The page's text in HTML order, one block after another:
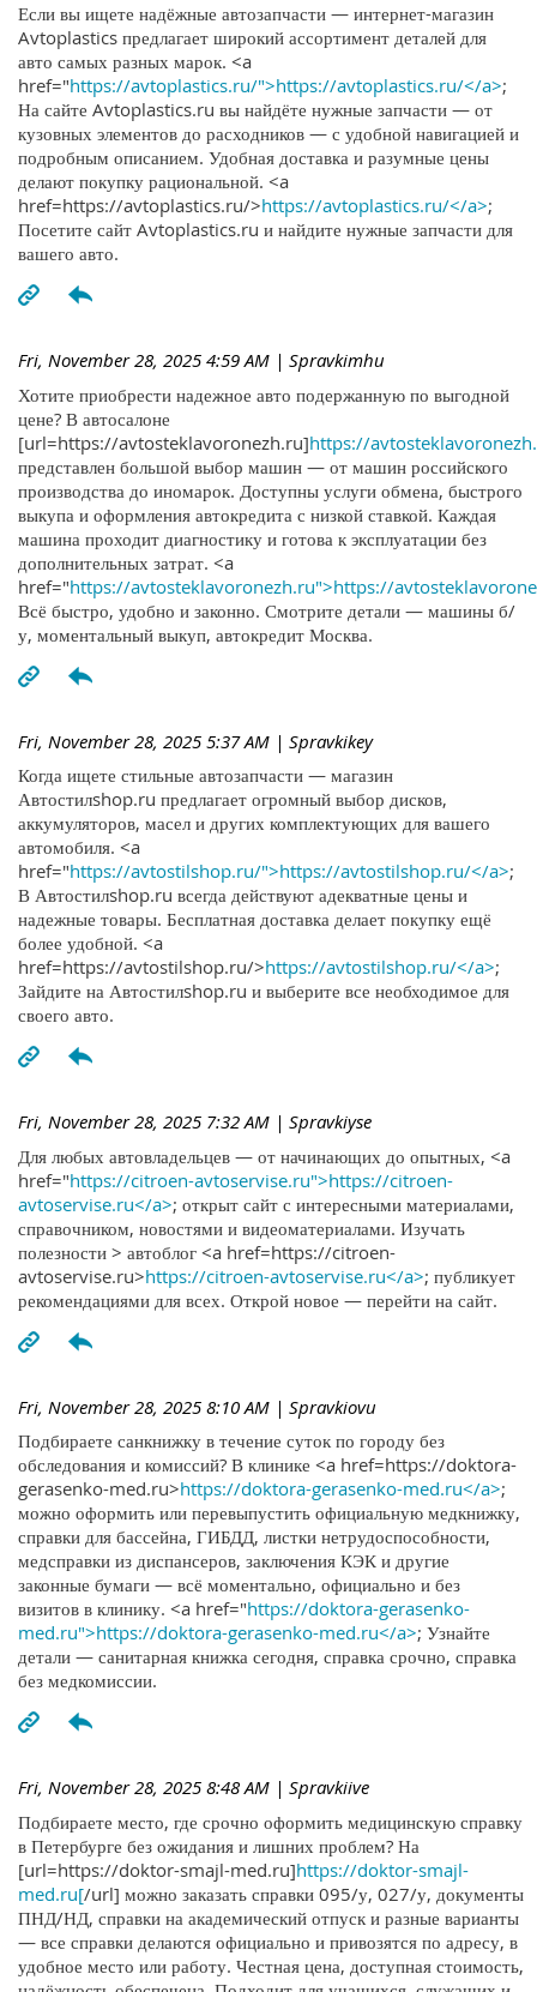
Если вы ищете надёжные автозапчасти — интернет-магазин
Avtoplastics предлагает широкий ассортимент деталей для
авто самых разных марок. <a
href="https://avtoplastics.ru/">https://avtoplastics.ru/</a>;
На сайте Avtoplastics.ru вы найдёте нужные запчасти — от
кузовных элементов до расходников — с удобной навигацией и
подробным описанием. Удобная доставка и разумные цены
делают покупку рациональной. <a
href=https://avtoplastics.ru/>https://avtoplastics.ru/</a>;
Посетите сайт Avtoplastics.ru и найдите нужные запчасти для
вашего авто.
Fri, November 28, 2025 4:59 AM | Spravkimhu
Хотите приобрести надежное авто подержанную по выгодной
цене? В автосалоне
[url=https://avtosteklavoronezh.ru]https://
представлен большой выбор машин — от машин российского
производства до иномарок. Доступны услуги обмена, быстрого
выкупа и оформления автокредита с низкой ставкой. Каждая
машина проходит диагностику и готова к эксплуатации без
дополнительных затрат. <a
href="https://avtosteklavoronezh.ru">https://
Всё быстро, удобно и законно. Смотрите детали — машины б/
у, моментальный выкуп, автокредит Москва.
Fri, November 28, 2025 5:37 AM | Spravkikey
Когда ищете стильные автозапчасти — магазин
Автостилshop.ru предлагает огромный выбор дисков,
аккумуляторов, масел и других комплектующих для вашего
автомобиля. <a
href="https://avtostilshop.ru/">https://avtostilshop.ru/</a>;
В Автостилshop.ru всегда действуют адекватные цены и
надежные товары. Бесплатная доставка делает покупку ещё
более удобной. <a
href=https://avtostilshop.ru/>https://avtostilshop.ru/</a>;
Зайдите на Автостилshop.ru и выберите все необходимое для
своего авто.
Fri, November 28, 2025 7:32 AM | Spravkiyse
Для любых автовладельцев — от начинающих до опытных, <a
href="https://citroen-avtoservise.ru">https://citroen-
avtoservise.ru</a>; открыт сайт с интересными материалами,
справочником, новостями и видеоматериалами. Изучать
полезности > автоблог <a href=https://citroen-
avtoservise.ru>https://citroen-avtoservise.ru</a>; публикует
рекомендациями для всех. Открой новое — перейти на сайт.
Fri, November 28, 2025 8:10 AM | Spravkiovu
Подбираете санкнижку в течение суток по городу без
обследования и комиссий? В клинике <a href=https://doktora-
gerasenko-med.ru>https://doktora-gerasenko-med.ru</a>;
можно оформить или перевыпустить официальную медкнижку,
справки для бассейна, ГИБДД, листки нетрудоспособности,
медсправки из диспансеров, заключения КЭК и другие
законные бумаги — всё моментально, официально и без
визитов в клинику. <a href="https://doktora-gerasenko-
med.ru">https://doktora-gerasenko-med.ru</a>; Узнайте
детали — санитарная книжка сегодня, справка срочно, справка
без медкомиссии.
Fri, November 28, 2025 8:48 AM | Spravkiive
Подбираете место, где срочно оформить медицинскую справку
в Петербурге без ожидания и лишних проблем? На
[url=https://doktor-smajl-med.ru]https://doktor-smajl-
med.ru[/url] можно заказать справки 095/у, 027/у, документы
ПНД/НД, справки на академический отпуск и разные варианты
— все справки делаются официально и привозятся по адресу, в
удобное место или работу. Честная цена, доступная стоимость,